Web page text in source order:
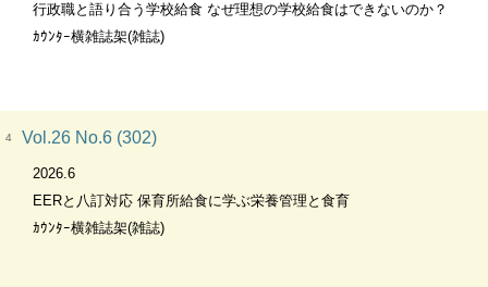
行政職と語り合う学校給食 なぜ理想の学校給食はできないのか？
ｶｳﾝﾀｰ横雑誌架(雑誌)
4 Vol.26 No.6 (302)
2026.6
EERと八訂対応 保育所給食に学ぶ栄養管理と食育
ｶｳﾝﾀｰ横雑誌架(雑誌)